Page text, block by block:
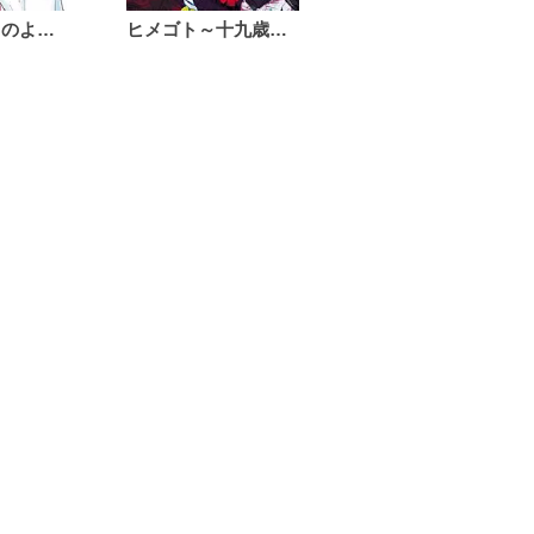
恋は雨上がりのように ヒメゴト～十九歳の制服～